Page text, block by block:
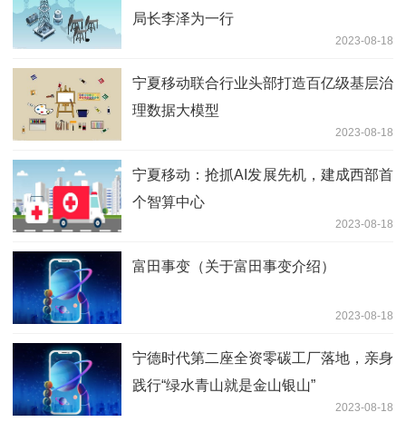
局长李泽为一行
2023-08-18
宁夏移动联合行业头部打造百亿级基层治
理数据大模型
2023-08-18
宁夏移动：抢抓AI发展先机，建成西部首
个智算中心
2023-08-18
富田事变（关于富田事变介绍）
2023-08-18
宁德时代第二座全资零碳工厂落地，亲身
践行“绿水青山就是金山银山”
2023-08-18